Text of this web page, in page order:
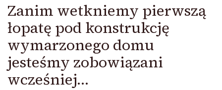
Zanim wetkniemy pierwszą
łopatę pod konstrukcję
wymarzonego domu
jesteśmy zobowiązani
wcześniej…